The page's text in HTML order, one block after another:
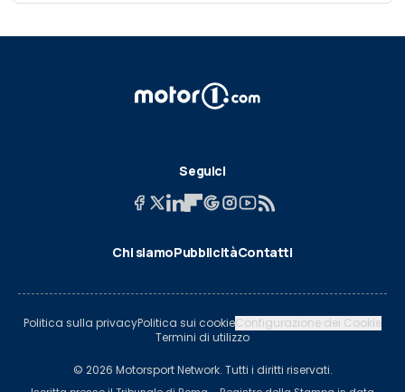
Seguici
Chi siamoPubblicitàContatti
Politica sulla privacyPolitica sui cookieConfigurazione dei Cookie
Termini di utilizzo
© 2026 Motorsport Network. Tutti i diritti riservati.